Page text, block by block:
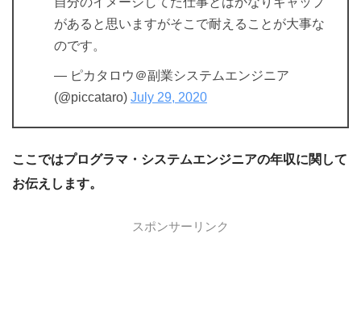
があると思いますがそこで耐えることが大事な
のです。
— ピカタロウ＠副業システムエンジニア
(@piccataro) July 29, 2020
ここではプログラマ・システムエンジニアの年収に関して
お伝えします。
スポンサーリンク